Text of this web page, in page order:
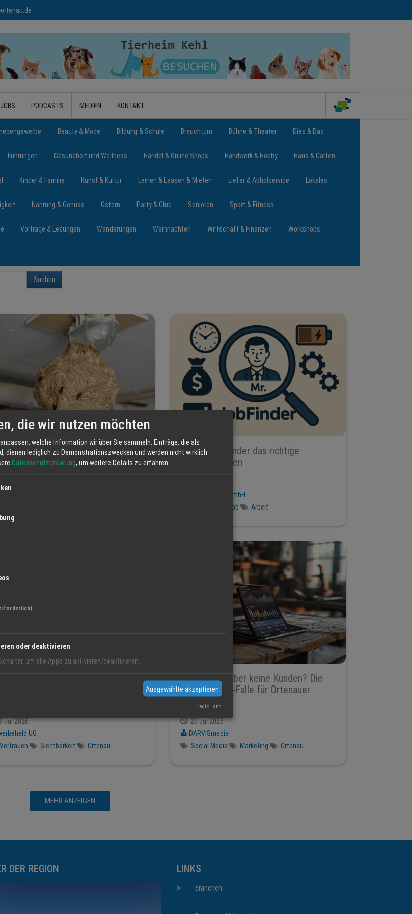
JOBS PODCASTS MEDIEN KONTAKT
Beauty & Mode Bildung & Schule Brauchtum Bühne & Theater Dies & Das
Führungen Gesundheit und Wellness Handel & Online Shops Handwerk & Hobby Haus & Garten
Kinder & Familie Kunst & Kultur Leihen & Leasen & Mieten Liefer & Abholservice Lokales
Nahrung & Genuss Ostern Party & Club Senioren Sport & Fitness
Vorträge & Lesungen Wanderungen Weihnachten Wirtschaft & Finanzen Workshops
Suchen
Füße, schwarzer Körper – Die
Hornisse ist in der Ortenau
Mit Mr. Jobfinder das richtige
Personal finden
MR Jobfinder GmbH
Job Arbeit
Viele Likes, aber keine Kunden? Die
Social-Media-Falle für Ortenauer
20 Jul 2026
DARVISmedia
Social Media
Marketing Ortenau
Jul 2026
UG
Vertrauen
Sichtbarkeit Ortenau
MEHR ANZEIGEN
DER REGION LINKS
Branchen
die wir nutzen möchten
welche Information wir über Sie sammeln. Einträge, die als
dienen lediglich zu Demonstrationszwecken und werden nicht wirklich
Datenschutzerklärung, um weitere Details zu erfahren.
oder deaktivieren
um alle Apps zu aktivieren/deaktivieren.
Ausgewählte akzeptieren
regio.land